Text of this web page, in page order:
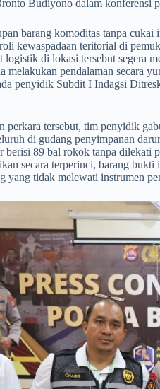
Budiyono dalam konferensi
barang komoditas tanpa
kewaspadaan teritorial di
logistik di lokasi tersebut segera
melakukan pendalaman secara
penyidik Subdit I Indagsi
perkara tersebut, tim penyidik
di gudang penyimpanan
berisi 89 bal rokok tanpa dilekati
secara terperinci, barang bukti
yang tidak melewati instrumen